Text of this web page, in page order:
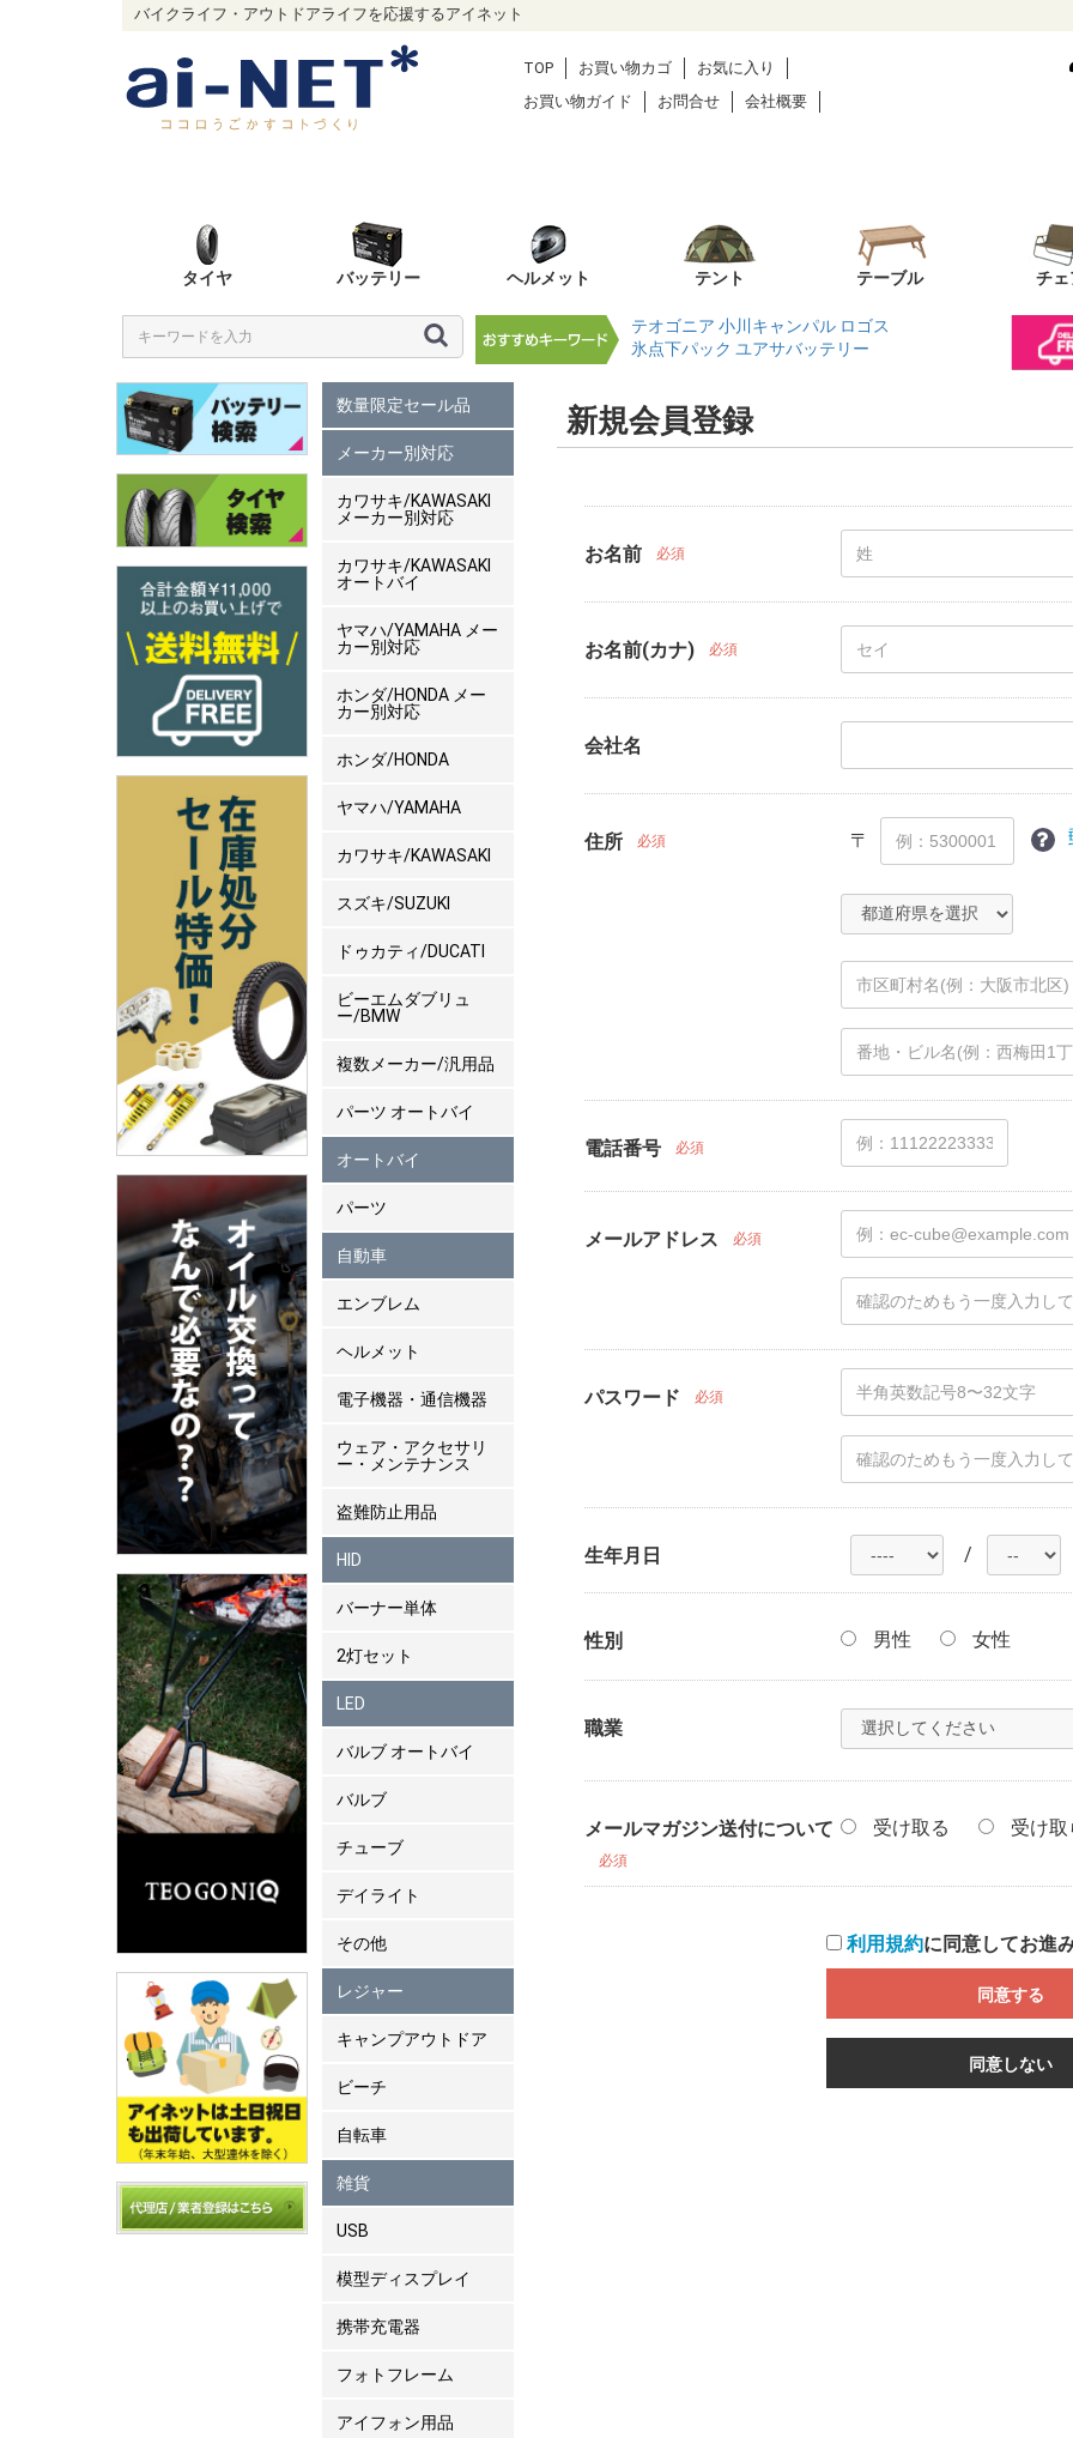
バイクライフ・アウトドアライフを応援するアイネット
TOP お買い物カゴ
お気に入り
お買い物ガイド
お問合せ 会社概要
タイヤ バッテリー ヘルメット テント テーブル チェ
テオゴニア 小川キャンパル ロゴス
氷点下パック ユアサバッテリー
数量限定セール品
メーカー別対応
カワサキ/KAWASAKI
メーカー別対応
カワサキ/KAWASAKI
オートバイ
ヤマハ/YAMAHA メー
カー別対応
ホンダ/HONDA メー
カー別対応
ホンダ/HONDA
ヤマハ/YAMAHA
カワサキ/KAWASAKI
スズキ/SUZUKI
ドゥカティ/DUCATI
ビーエムダブリュ
ー/BMW
複数メーカー/汎用品
パーツ オートバイ
オートバイ
パーツ
自動車
エンブレム
ヘルメット
電子機器・通信機器
ウェア・アクセサリ
ー・メンテナンス
盗難防止用品
HID
バーナー単体
2灯セット
LED
バルブ オートバイ
バルブ
チューブ
デイライト
その他
レジャー
キャンプアウトドア
ビーチ
自転車
雑貨
USB
模型ディスプレイ
携帯充電器
フォトフレーム
アイフォン用品
新規会員登録
お名前 必須
お名前(カナ) 必須
会社名
住所 必須 〒
電話番号 必須
メールアドレス 必須
パスワード 必須
生年月日 /
性別 男性 女性
職業
メールマガジン送付について
必須
受け取る 受け
利用規約に同意してお進
同意する
同意しない